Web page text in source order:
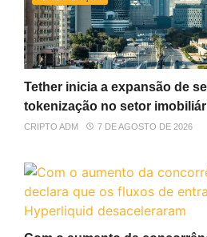
Tether inicia a expansão de
tokenização no setor
CRIPTO ADM 7 DE AGOSTO DE 2026